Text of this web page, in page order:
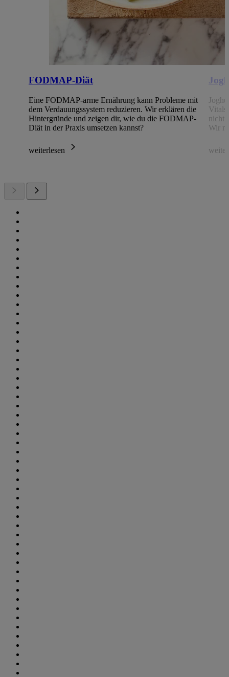
FODMAP-Diät
Eine FODMAP-arme Ernährung kann Probleme mit
dem Verdauungssystem reduzieren. Wir erklären die
Hintergründe und zeigen dir, wie du die FODMAP-
Diät in der Praxis umsetzen kannst?
weiterlesen
nicht
Wir